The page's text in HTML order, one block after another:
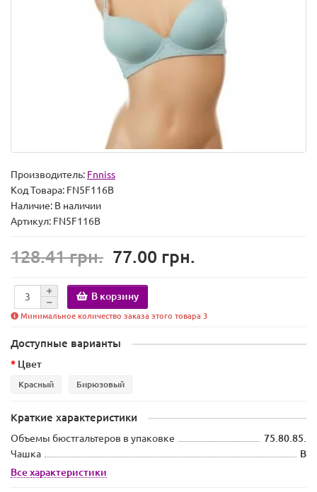
Производитель: Fnniss
Код Товара: FN5F116B
Наличие: В наличии
Артикул: FN5F116B
128.41 грн. 77.00 грн.
В корзину
Минимальное количество заказа этого товара 3
Доступные варианты
Цвет
Красный Бирюзовый
Краткие характеристики
Объемы бюстгальтеров в упаковке
75.80.85.
Чашка
B
Все характеристики